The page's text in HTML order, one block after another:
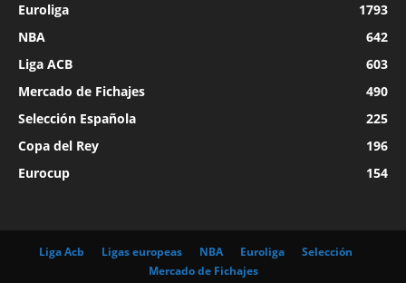
Euroliga
1793
NBA
642
Liga ACB
603
Mercado de Fichajes
490
Selección Española
225
Copa del Rey
196
Eurocup
154
Liga Acb Ligas europeas NBA Euroliga
Selección
Mercado de Fichajes